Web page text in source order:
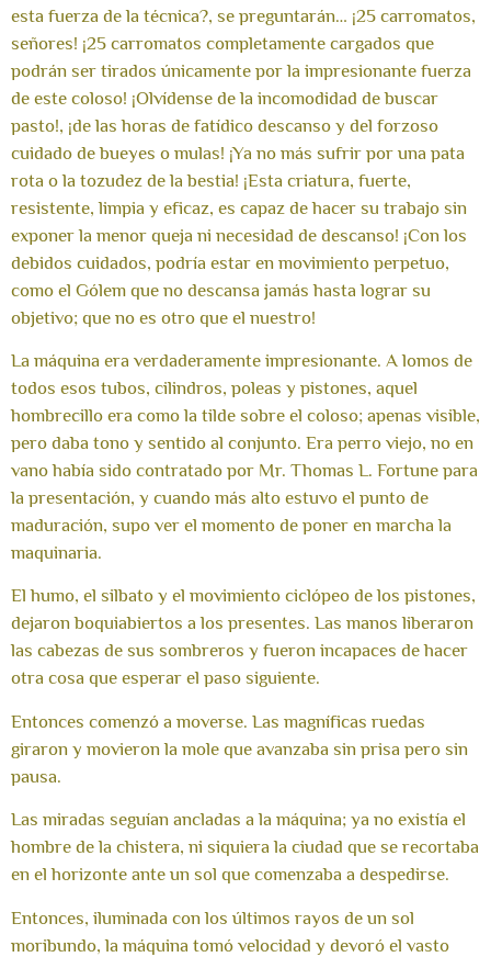
esta fuerza de la técnica?, se preguntarán… ¡25 carromatos,
señores! ¡25 carromatos completamente cargados que
podrán ser tirados únicamente por la impresionante fuerza
de este coloso! ¡Olvídense de la incomodidad de buscar
pasto!, ¡de las horas de fatídico descanso y del forzoso
cuidado de bueyes o mulas! ¡Ya no más sufrir por una pata
rota o la tozudez de la bestia! ¡Esta criatura, fuerte,
resistente, limpia y eficaz, es capaz de hacer su trabajo sin
exponer la menor queja ni necesidad de descanso! ¡Con los
debidos cuidados, podría estar en movimiento perpetuo,
como el Gólem que no descansa jamás hasta lograr su
objetivo; que no es otro que el nuestro!
La máquina era verdaderamente impresionante. A lomos de
todos esos tubos, cilindros, poleas y pistones, aquel
hombrecillo era como la tilde sobre el coloso; apenas visible,
pero daba tono y sentido al conjunto. Era perro viejo, no en
vano había sido contratado por Mr. Thomas L. Fortune para
la presentación, y cuando más alto estuvo el punto de
maduración, supo ver el momento de poner en marcha la
maquinaria.
El humo, el silbato y el movimiento ciclópeo de los pistones,
dejaron boquiabiertos a los presentes. Las manos liberaron
las cabezas de sus sombreros y fueron incapaces de hacer
otra cosa que esperar el paso siguiente.
Entonces comenzó a moverse. Las magníficas ruedas
giraron y movieron la mole que avanzaba sin prisa pero sin
pausa.
Las miradas seguían ancladas a la máquina; ya no existía el
hombre de la chistera, ni siquiera la ciudad que se recortaba
en el horizonte ante un sol que comenzaba a despedirse.
Entonces, iluminada con los últimos rayos de un sol
moribundo, la máquina tomó velocidad y devoró el vasto